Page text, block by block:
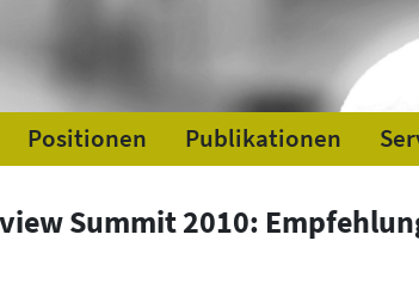
Positionen Publikationen
Summit 2010: